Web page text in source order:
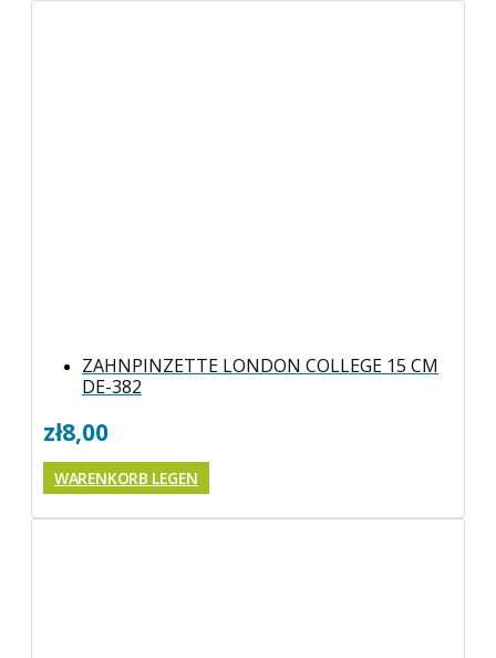
ZAHNPINZETTE LONDON COLLEGE 15 CM
DE-382
zł8,00
WARENKORB LEGEN